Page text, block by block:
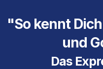
"So kennt
und
Das